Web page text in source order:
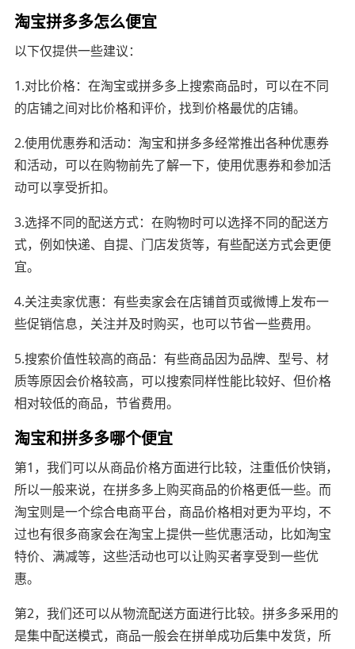
淘宝拼多多怎么便宜
以下仅提供一些建议：
1.对比价格：在淘宝或拼多多上搜索商品时，可以在不同
的店铺之间对比价格和评价，找到价格最优的店铺。
2.使用优惠券和活动：淘宝和拼多多经常推出各种优惠券
和活动，可以在购物前先了解一下，使用优惠券和参加活
动可以享受折扣。
3.选择不同的配送方式：在购物时可以选择不同的配送方
式，例如快递、自提、门店发货等，有些配送方式会更便
宜。
4.关注卖家优惠：有些卖家会在店铺首页或微博上发布一
些促销信息，关注并及时购买，也可以节省一些费用。
5.搜索价值性较高的商品：有些商品因为品牌、型号、材
质等原因会价格较高，可以搜索同样性能比较好、但价格
相对较低的商品，节省费用。
淘宝和拼多多哪个便宜
第1，我们可以从商品价格方面进行比较，注重低价快销，
所以一般来说，在拼多多上购买商品的价格更低一些。而
淘宝则是一个综合电商平台，商品价格相对更为平均，不
过也有很多商家会在淘宝上提供一些优惠活动，比如淘宝
特价、满减等，这些活动也可以让购买者享受到一些优
惠。
第2，我们还可以从物流配送方面进行比较。拼多多采用的
是集中配送模式，商品一般会在拼单成功后集中发货，所